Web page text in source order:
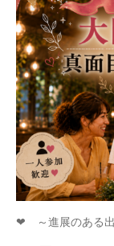
❤ ～進展のある